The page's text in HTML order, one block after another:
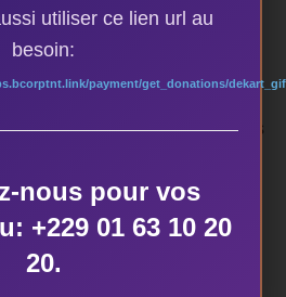
la bonne nouvelle. Je leur fais
des Inspecteurs de français de
ont jugé bon d’établir une
au programme d’étude dans les
les livres béninois sont- ils
utiliser ce lien url au
besoin:
payment/get_donations/
nous pour vos
+229 01 63 10 20
20.